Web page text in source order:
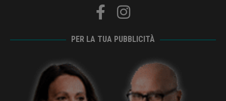
PER LA TUA PUBBLICITÀ